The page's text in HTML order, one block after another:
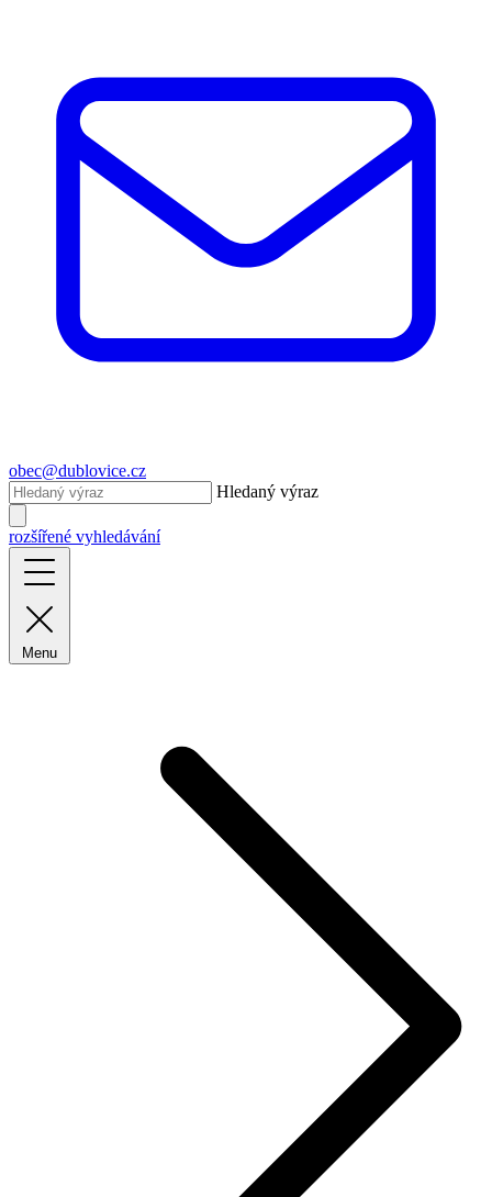
obec@dublovice.cz
Hledaný výraz
rozšířené vyhledávání
Menu